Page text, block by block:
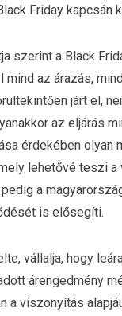
Friday kapcsán
szerint a Black
az árazás,
járt el,
az eljárás
érdekében olyan
lehetővé teszi
a
is elősegíti.
vállalja, hogy
árengedmény
a viszonyítás